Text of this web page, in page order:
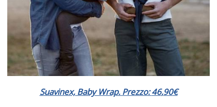
Suavinex, Baby Wrap. Prezzo:46,90€